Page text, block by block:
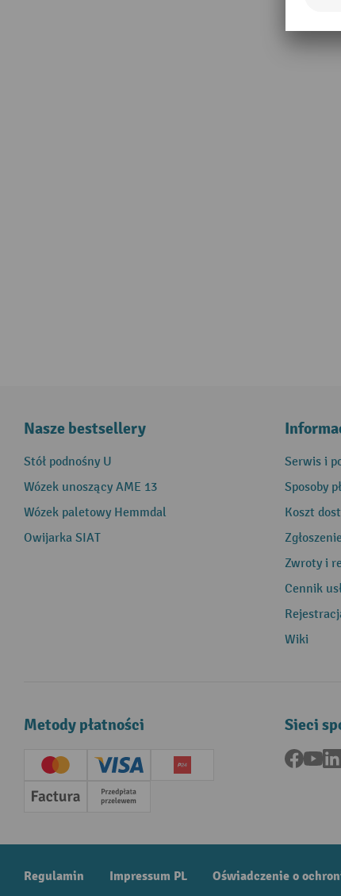
Nasze bestsellery
Stół podnośny U
Wózek unoszący AME 13
Wózek paletowy Hemmdal
Owijarka SIAT
Serwis i
Sposoby
Koszt
Zwroty i
Cennik
Wiki
Metody płatności
Creditcard (Master)Creditcard (Visa)
P24
Factura Przedpłata
Sieci
Regulamin Impressum PL Oświadczenie o